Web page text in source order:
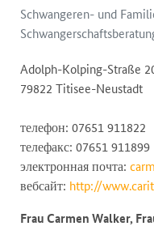
Schwangeren- und
Adolph-Kolping-Straße
79822 Titisee-Neustadt
телефон: 07651 911822
телефакс: 07651 911899
электронная почта:
вебсайт: http://
Frau Carmen Walker,